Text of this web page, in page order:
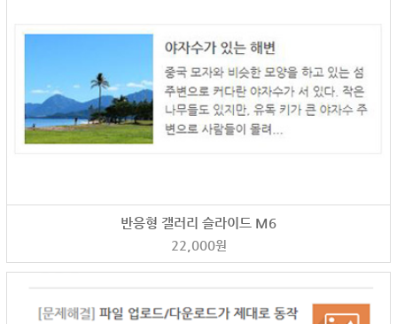
반응형 갤러리 슬라이드 M6
22,000원